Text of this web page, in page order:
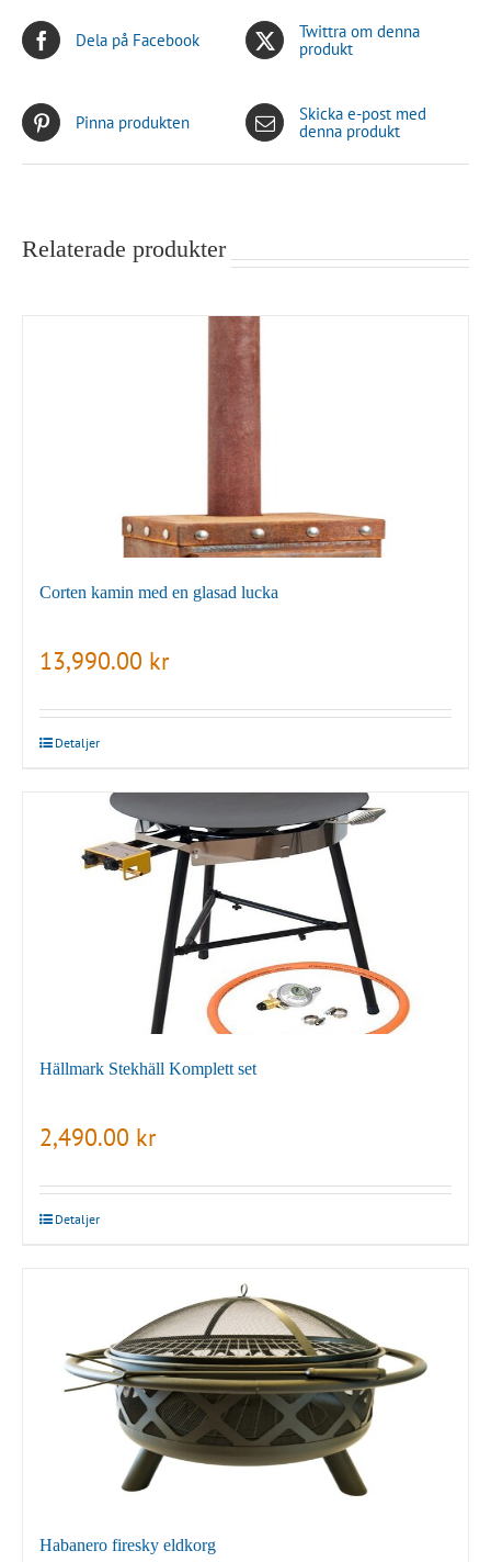
Dela på Facebook
Twittra om denna
produkt
Pinna produkten
Skicka e-post med
denna produkt
Relaterade produkter
Corten kamin med en glasad lucka
13,990.00 kr
Detaljer
Hällmark Stekhäll Komplett set
2,490.00 kr
Detaljer
Habanero firesky eldkorg